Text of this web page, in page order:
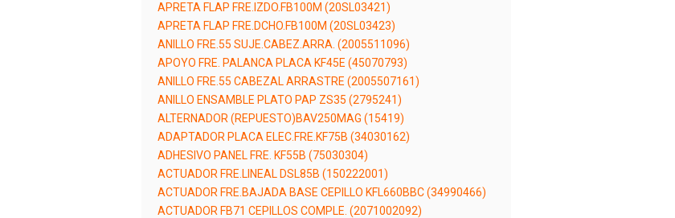
APRETA FLAP FRE.IZDO.FB100M (20SL03421)
APRETA FLAP FRE.DCHO.FB100M (20SL03423)
ANILLO FRE.55 SUJE.CABEZ.ARRA. (2005511096)
APOYO FRE. PALANCA PLACA KF45E (45070793)
ANILLO FRE.55 CABEZAL ARRASTRE (2005507161)
ANILLO ENSAMBLE PLATO PAP ZS35 (2795241)
ALTERNADOR (REPUESTO)BAV250MAG (15419)
ADAPTADOR PLACA ELEC.FRE.KF75B (34030162)
ADHESIVO PANEL FRE. KF55B (75030304)
ACTUADOR FRE.LINEAL DSL85B (150222001)
ACTUADOR FRE.BAJADA BASE CEPILLO KFL660BBC (34990466)
ACTUADOR FB71 CEPILLOS COMPLE. (2071002092)